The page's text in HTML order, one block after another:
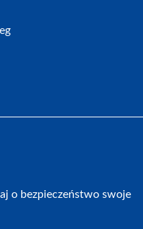
o bezpieczeństwo swoje